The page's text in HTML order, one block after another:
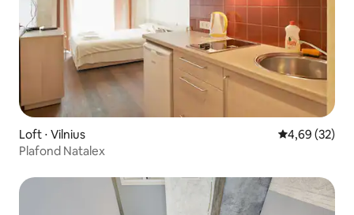
Loft ⋅ Vilnius Évaluation
4,69 (32)
Plafond Natalex